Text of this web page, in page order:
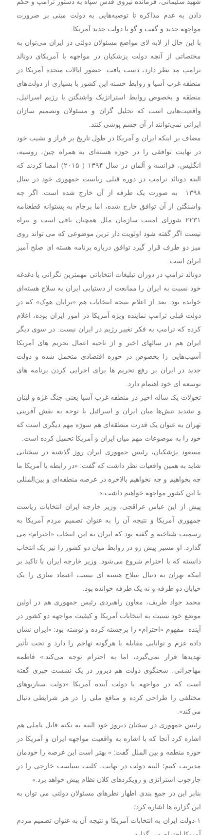
دادن به عدم مذاکره تا توصیه‌هایی به دولت مبنی بر ضرورت
مواجهه جدید و گفت و گو با دولت جدید آمریکا.
با این حال از لابه لای مواضع مسئولان دولتی در ایران می‌توان به
مختصاتی از آنچه دولت پزشکیان در مواجهه با آمریکای دونالد
ترامپ مد نظر دارد، دست یافت. حضور ایالات متحده آمریکا در
منطقه غرب آسیا و روابط حسنه این کشور با بسیاری از دولت‌های
منطقه و بخصوص روابط استراتژیک واشنگتن با رژیم اسرائیل،
واقعیت‌هایی است که تحلیل گران و مسئولان وتصمیم سازان
ایرانی نمی‌توانند از آن چشم پوشی کنند.
مضاف بر اینکه ایران و آمریکا در طول تاریخ پر فراز و نشیب خود
در نهایت توافقی را در حوزه هسته‌ای به همراه چین، روسیه،
انگلیس، فرانسه و آلمان در سال ۱۳۹۴ ( ۲۰۱۵) امضا کردند که
البته دونالد ترامپ در دوره قبلی ریاست جمهوری خود در سال
۱۳۹۸ به صورت یک طرفه از آن خارج شده است. اگر چه
واشنگتن از آن توافق خارج شده، اما برجام به پشتوانه قطعنامه
۲۲۳۱ شورای امنیت سازمان ملل همچنان باقی است و بیراه
نیست اگر گفته شود اولویت دار ترین موضوعی که می تواند روی
میز دو طرف قرار گیرد توافق درباره برنامه هسته ای صلح آمیز
ایران است.
دونالد ترامپ در دوران تبلیغات انتخاباتی مهمترین نگرانی یا دغدغه
خود نسبت به ایران را ممانعت از دستیابی ایران به سلاح هسته‌ای
خوانده بود. بعد از اعلام نتیجه انتخابات هم «برایان هوک» که در
دولت قبلی ترامپ نماینده ویژه آمریکا در امور ایران بوده، اعلام
کرده که ترامپ به فکر تغییر رژیم در ایران نیست. در سوی دیگر
ایران هم در سالهای اخیر و از ناحیه اعمال تحریم های آمریکا
آسیب‌هایی را بخصوص در حوزه اقتصادی متحمل شده و دولت
جدید در ایران بر رفع تحریم ها برای اجرایی کردن برنامه های
توسعه ای خود اهتمام دارد.
تحولات یک ساله اخیر در منطقه غرب آسیا یعنی جنگ غزه و لبنان
و تشدید تنش‌ها میان ایران و اسرائیل با توجه به نقش آفرینی
تهران به عنوان یک قدرت منطقه‌ای هم سوژه مهم دیگری است که
خود را به موضوعات مهم میان ایران و آمریکا تحمیل کرده است.
مسعود پزشکیان، رئیس جمهوری ایران روز گذشته در سخنانی
شاید به همین واقعیات نظر داشت که گفت: «در رابطه با آمریکا ما
چه بخواهیم و چه نخواهیم بالاخره در عرصه منطقه‌ای و بین‌المللی
با این کشور مواجهه خواهیم داشت.»
پیش از این عباس عراقچی، وزیر خارجه ایران انتخابات ریاست
جمهوری آمریکا و نتیجه آن را به عنوان تصمیم مردم آمریکا به
رسمیت شناخته و گفته بود که ایران به این انتخاب «احترام» می
گذارد. او مسیر پیش رو در روابط میان دو کشور را نیز یک انتخاب
دانسته که با احترام شروع می‌شود. وزیر خارجه ایران با تاکید بر
اینکه تهران به دنبال سلاح هسته ای نیست اعتماد سازی را یک
خیابان دو طرفه و نه یک طرفه خوانده بود.
محمد جواد ظریف، معاون راهبردی رئیس جمهوری هم در اولین
موضع خود نسبت به انتخابات آمریکا و کیفیت مواجهه دو کشور در
آینده مفهوم «احترام» را برجسته کرده و نوشته بود: «ایران نشان
داده عزم و توانایی مقابله با هرگونه تهاجم را دارد و تحت تأثیر
تهدیدها قرار نمی‌گیرد، اما به احترام توجه می‌کند.» فاطمه
مهاجرانی، سخنگوی دولت هم دیروز در یک نشست خبری گفته
است که در مواجهه با دولت آینده آمریکا «دولت سناریوهای
مختلفی را طراحی کرده و منافع ملی را در هر شرایطی دنبال
می‌کند».
رئیس جمهوری در سخنان دیروز خود البته به نکته قابل تاملی هم
اشاره کرد آنجا که با اشاره به واقعیت مواجهه ایران و آمریکا در
حوزه منطقه و بین الملل گفت: « بهتر است این عرصه را خودمان
مدیریت کنیم؛ البته دولت در نهایت، کلیت سیاست خارجی را در
چارچوب استراتژی و رویکردهای کلان نظام پیش خواهد برد.»
بنابر این در جمع بندی اظهار نظرهای مسئولان دولتی می توان به
این گزاره ها اشاره کرد؛
۱-دولت ایران به انتخابات آمریکا و نتیجه آن به عنوان تصمیم مردم